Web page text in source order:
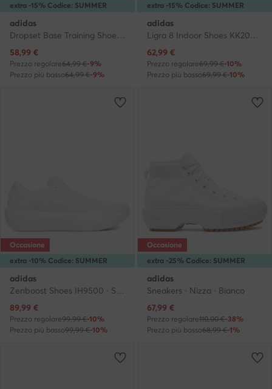
extra -15% Codice: SUMMER
adidas
Dropset Base Training Shoes JS3166 · Scarpe da palestra
Prezzo attuale
58,99 €
Prezzo regolare64,99 €-9%
Prezzo più basso64,99 €-9%
extra -15% Codice: SUMMER
adidas
Ligra 8 Indoor Shoes KK2040 · Scarpe indoor
Prezzo attuale
62,99 €
Prezzo regolare69,99 €-10%
Prezzo più basso69,99 €-10%
extra -10% Codice: SUMMER
Occasione
adidas
Zenboost Shoes IH9500 · Scarpe running
Prezzo attuale
89,99 €
Prezzo regolare99,99 €-10%
Prezzo più basso99,99 €-10%
extra -25% Codice: SUMMER
Occasione
adidas
Sneakers · Nizza · Bianco
Prezzo attuale
67,99 €
Prezzo regolare110,00 €-38%
Prezzo più basso68,99 €-1%